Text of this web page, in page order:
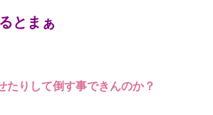
とまぁ
たりして倒す事できんのか？